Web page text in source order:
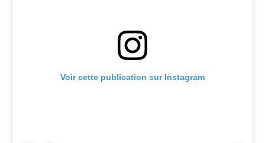
Voir cette publication sur Instagram